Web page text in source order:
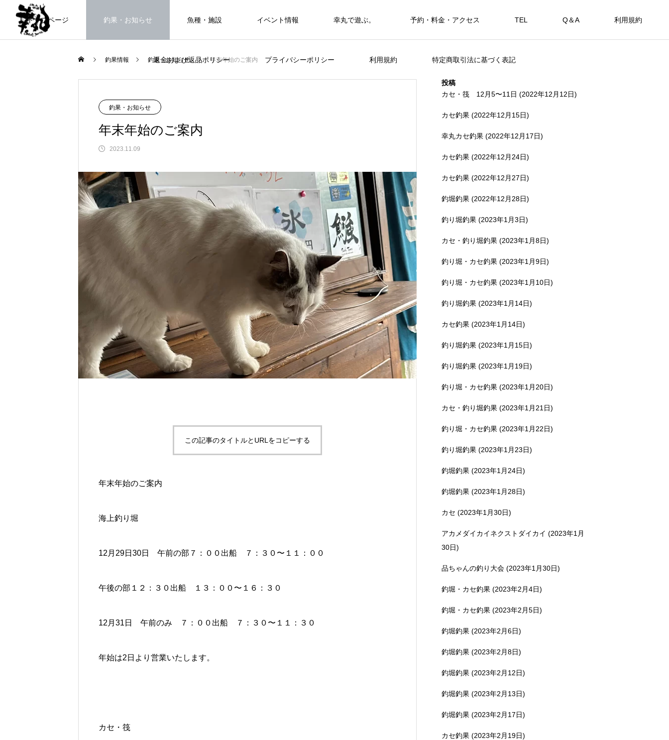
トップページ 釣果・お知らせ 魚種・施設 イベント情報 幸丸で遊ぶ。 予約・料金・アクセス TEL Q＆A 利用規約
返金および返品ポリシー プライバシーポリシー 利用規約 特定商取引法に基づく表記
高知県唯一の海上釣堀。さぁ釣りまく
れ！！
筏・カセ
山に囲まれた浦ノ内湾 大自然の中釣り
に没頭できます。
SHOP
FEATURE
自分だけのエサを作ってみよう。 黒鯛を狙おう！
釣果情報 釣果・お知らせ 年末年始のご案内
釣果・お知らせ
年末年始のご案内
2023.11.09
この記事のタイトルとURLをコピーする
年末年始のご案内
海上釣り堀
12月29日30日 午前の部７：００出船 ７：３０〜１１：００
午後の部１２：３０出船 １３：００〜１６：３０
12月31日 午前のみ ７：００出船 ７：３０〜１１：３０
年始は2日より営業いたします。
カセ・筏
投稿
カセ・筏 12月5〜11日 (2022年12月12日)
カセ釣果 (2022年12月15日)
幸丸カセ釣果 (2022年12月17日)
カセ釣果 (2022年12月24日)
カセ釣果 (2022年12月27日)
釣堀釣果 (2022年12月28日)
釣り堀釣果 (2023年1月3日)
カセ・釣り堀釣果 (2023年1月8日)
釣り堀・カセ釣果 (2023年1月9日)
釣り堀・カセ釣果 (2023年1月10日)
釣り堀釣果 (2023年1月14日)
カセ釣果 (2023年1月14日)
釣り堀釣果 (2023年1月15日)
釣り堀釣果 (2023年1月19日)
釣り堀・カセ釣果 (2023年1月20日)
カセ・釣り堀釣果 (2023年1月21日)
釣り堀・カセ釣果 (2023年1月22日)
釣り堀釣果 (2023年1月23日)
釣堀釣果 (2023年1月24日)
釣堀釣果 (2023年1月28日)
カセ (2023年1月30日)
アカメダイカイネクストダイカイ (2023年1月
30日)
品ちゃんの釣り大会 (2023年1月30日)
釣堀・カセ釣果 (2023年2月4日)
釣堀・カセ釣果 (2023年2月5日)
釣堀釣果 (2023年2月6日)
釣堀釣果 (2023年2月8日)
釣堀釣果 (2023年2月12日)
釣堀釣果 (2023年2月13日)
釣堀釣果 (2023年2月17日)
カセ釣果 (2023年2月19日)